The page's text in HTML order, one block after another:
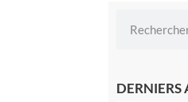
DERNIERS